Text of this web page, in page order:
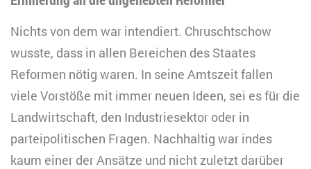
Nichts von dem war intendiert. Chruschtschow
wusste, dass in allen Bereichen des Staates
Reformen nötig waren. In seine Amtszeit fallen
viele Vorstöße mit immer neuen Ideen, sei es für die
Landwirtschaft, den Industriesektor oder in
parteipolitischen Fragen. Nachhaltig war indes
kaum einer der Ansätze und nicht zuletzt darüber